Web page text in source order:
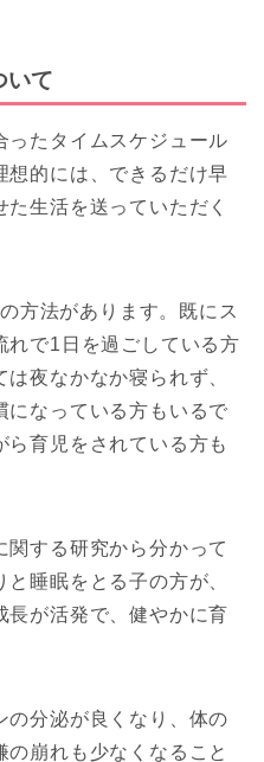
いて
ったタイムスケジュール
想的には、できるだけ早
生活を送っていただく
方法があります。既にス
れで1日を過ごしている方
夜なかなか寝られず、
になっている方もいるで
ら育児をされている方も
関する研究から分かって
睡眠をとる子の方が、
長が活発で、健やかに育
の分泌が良くなり、体の
崩れも少なくなること